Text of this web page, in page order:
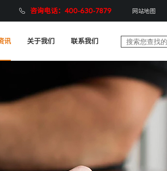
咨询电话：400-630-7879 网站地图
讯 关于我们 联系我们